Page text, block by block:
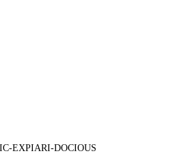
EXPIARI-DOCIOUS